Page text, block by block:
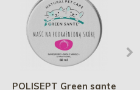
POLISEPT Green sante